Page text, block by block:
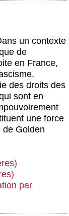
un contexte
de
en France,
des droits des
sont en
une force
de Golden
par